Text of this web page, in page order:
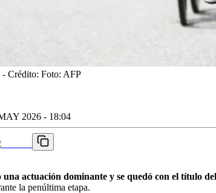
- Crédito: Foto: AFP
2026 - 18:04
actuación dominante y se quedó con el título
la penúltima etapa.